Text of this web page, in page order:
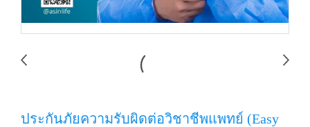
ประกันภัยความรับผิดต่อวิชาชีพแพทย์ (Easy